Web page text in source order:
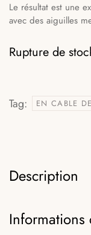
Le résultat est une
avec des aiguilles
Rupture de
Tag: EN CABLE
Description
Informations